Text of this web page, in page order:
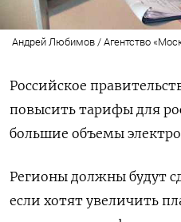
Андрей Любимов / Агентство
Российское
повысить тарифы для
большие объемы
Регионы должны будут
если хотят увеличить